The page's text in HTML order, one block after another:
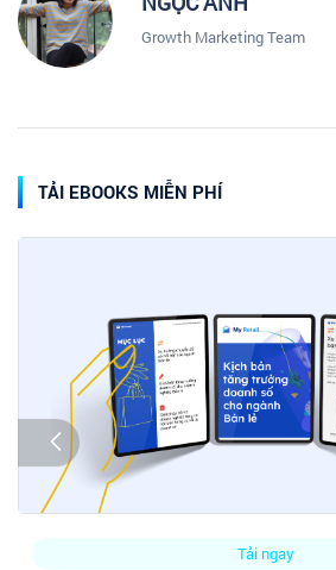
Growth Marketing Team
TẢI EBOOKS MIỄN PHÍ
Tải ngay